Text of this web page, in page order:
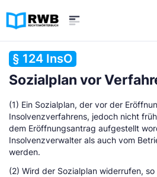
§ 124 InsO
Sozialplan vor
(1) Ein Sozialplan, der vor der
Insolvenzverfahrens, jedoch nicht
dem Eröffnungsantrag aufgestellt
Insolvenzverwalter als auch vom
werden.
(2) Wird der Sozialplan widerrufen,